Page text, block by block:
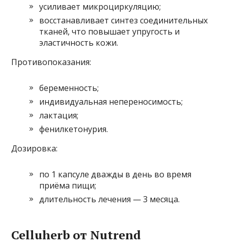
усиливает микроциркуляцию;
восстанавливает синтез соединительных
тканей, что повышает упругость и
эластичность кожи.
Противопоказания:
беременность;
индивидуальная непереносимость;
лактация;
фенилкетонурия.
Дозировка:
по 1 капсуле дважды в день во время
приёма пищи;
длительность лечения — 3 месяца.
Celluherb от Nutrend